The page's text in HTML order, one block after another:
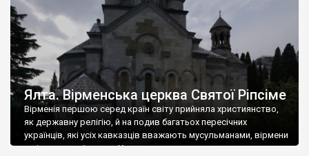
Ялта. Вірменська церква Святої Ріпсіме
Вірменія першою серед країн світу прийняла християнство,
як державну релігію, й на подив багатьох пересічних
українців, які усіх кавказців вважають мусульманами, вірмени
є відданими вірянами Христа